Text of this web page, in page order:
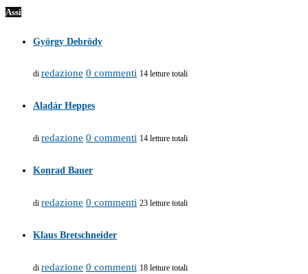
Assi
György Debrödy
di redazione 0 commenti 14 letture totali
Aladár Heppes
di redazione 0 commenti 14 letture totali
Konrad Bauer
di redazione 0 commenti 23 letture totali
Klaus Bretschneider
di redazione 0 commenti 18 letture totali